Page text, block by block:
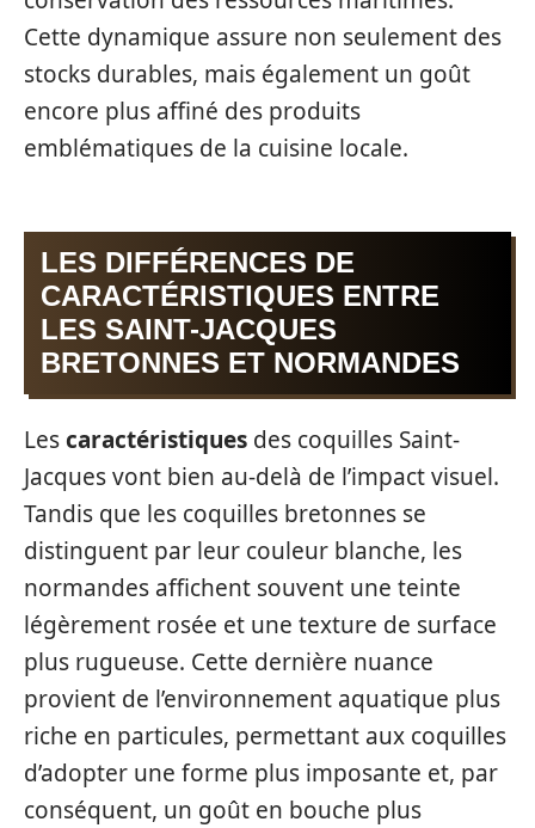
Cette dynamique assure non seulement des
stocks durables, mais également un goût
encore plus affiné des produits
emblématiques de la cuisine locale.
LES DIFFÉRENCES DE
CARACTÉRISTIQUES ENTRE
LES SAINT-JACQUES
BRETONNES ET NORMANDES
Lescaractéristiques des coquilles Saint-
Jacques vont bien au-delà de l’impact visuel.
Tandis que les coquilles bretonnes se
distinguent par leur couleur blanche, les
normandes affichent souvent une teinte
légèrement rosée et une texture de surface
plus rugueuse. Cette dernière nuance
provient de l’environnement aquatique plus
riche en particules, permettant aux coquilles
d’adopter une forme plus imposante et, par
conséquent, un goût en bouche plus